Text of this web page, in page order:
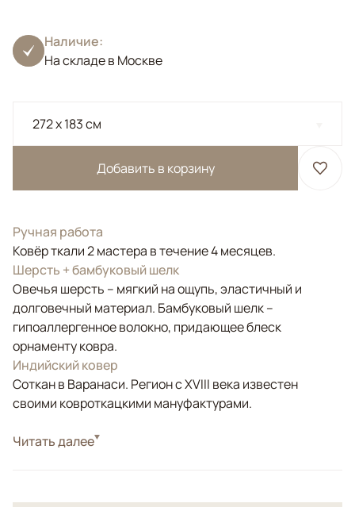
Наличие:
На складе в Москве
272 x 183 см
Добавить в корзину
Ручная работа
Ковёр ткали 2 мастера в течение 4 месяцев.
Шерсть + бамбуковый шелк
Овечья шерсть – мягкий на ощупь, эластичный и
долговечный материал. Бамбуковый шелк –
гипоаллергенное волокно, придающее блеск
орнаменту ковра.
Индийский ковер
Соткан в Варанаси. Регион с XVIII века известен
своими ковроткацкими мануфактурами.
СтильСовременные
Читать далее